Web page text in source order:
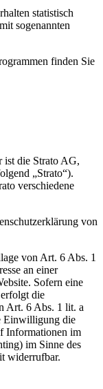
statistisch
sogenannten
finden Sie
ist die Strato AG,
„Strato“).
verschiedene
von
von Art. 6 Abs. 1
an einer
Sofern eine
die
Art. 6 Abs. 1 lit. a
Einwilligung die
Informationen im
im Sinne des
widerrufbar.